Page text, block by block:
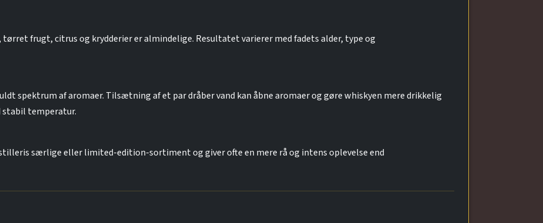
frugt, citrus og krydderier er almindelige. Resultatet varierer med fadets alder, type og
spektrum af aromaer. Tilsætning af et par dråber vand kan åbne aromaer og gøre whiskyen mere drikkelig
stabil temperatur.
særlige eller limited-edition-sortiment og giver ofte en mere rå og intens oplevelse end